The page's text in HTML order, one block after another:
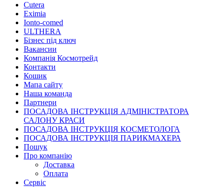
Cutera
Eximia
Ionto-comed
ULTHERA
Бізнес під ключ
Вакансии
Компанія Космотрейд
Контакти
Кошик
Мапа сайту
Наша команда
Партнери
ПОСАДОВА ІНСТРУКЦІЯ АДМІНІСТРАТОРА
САЛОНУ КРАСИ
ПОСАДОВА ІНСТРУКЦІЯ КОСМЕТОЛОГА
ПОСАДОВА ІНСТРУКЦІЯ ПАРИКМАХЕРА
Пошук
Про компанію
Доставка
Оплата
Сервіс